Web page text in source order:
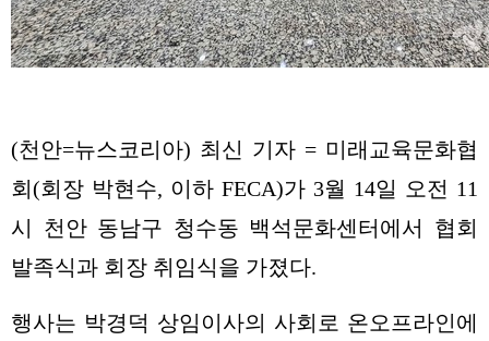
(천안=뉴스코리아) 최신 기자 = 미래교육문화협
회(회장 박현수, 이하 FECA)가 3월 14일 오전 11
시 천안 동남구 청수동 백석문화센터에서 협회
발족식과 회장 취임식을 가졌다.
행사는 박경덕 상임이사의 사회로 온오프라인에